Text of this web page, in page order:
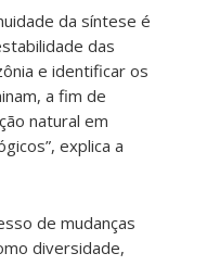
da síntese é
das
e identificar os
a fim de
natural em
explica a
de mudanças
diversidade,